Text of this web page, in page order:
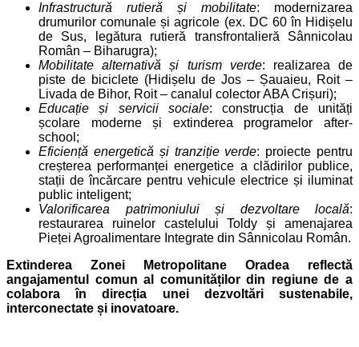
Infrastructură rutieră și mobilitate: modernizarea
drumurilor comunale și agricole (ex. DC 60 în Hidișelu
de Sus, legătura rutieră transfrontalieră Sânnicolau
Român – Biharugra);
Mobilitate alternativă și turism verde: realizarea de
piste de biciclete (Hidișelu de Jos – Șauaieu, Roit –
Livada de Bihor, Roit – canalul colector ABA Crișuri);
Educație și servicii sociale: construcția de unități
școlare moderne și extinderea programelor after-
school;
Eficiență energetică și tranziție verde: proiecte pentru
creșterea performanței energetice a clădirilor publice,
stații de încărcare pentru vehicule electrice și iluminat
public inteligent;
Valorificarea patrimoniului și dezvoltare locală:
restaurarea ruinelor castelului Toldy și amenajarea
Pieței Agroalimentare Integrate din Sânnicolau Român.
Extinderea Zonei Metropolitane Oradea reflectă
angajamentul comun al comunităților din regiune de a
colabora în direcția unei dezvoltări sustenabile,
interconectate și inovatoare.